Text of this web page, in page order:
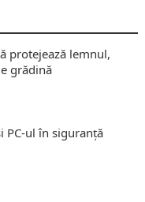
protejează lemnul,
grădină
PC-ul în siguranță